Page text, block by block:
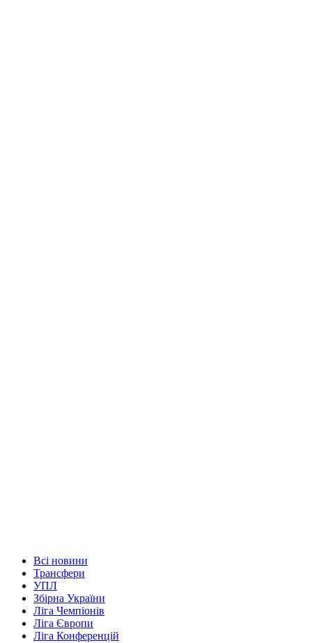
Всі новини
Трансфери
УПЛ
Збірна України
Ліга Чемпіонів
Ліга Європи
Ліга Конференцій